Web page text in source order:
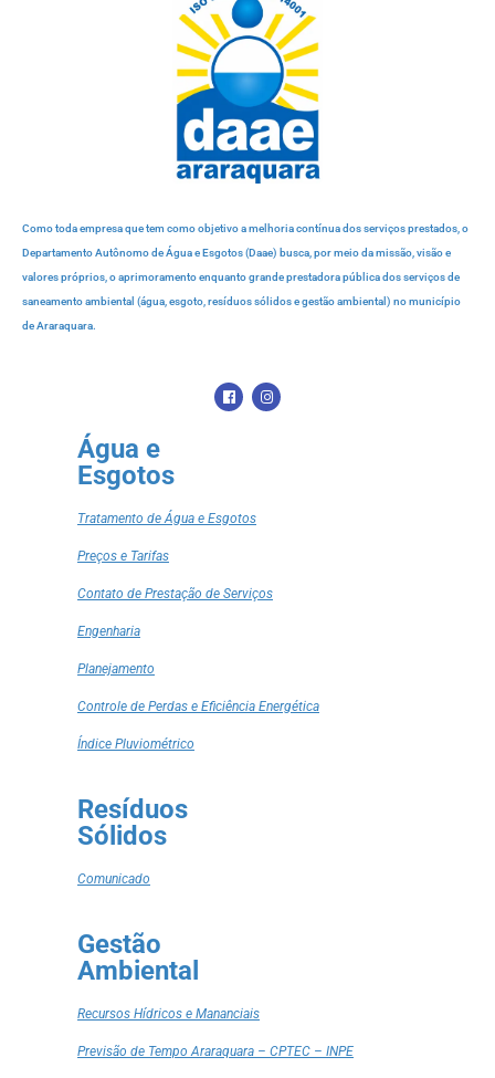
Como toda empresa que tem como objetivo a melhoria contínua dos serviços prestados, o
Departamento Autônomo de Água e Esgotos (Daae) busca, por meio da missão, visão e
valores próprios, o aprimoramento enquanto grande prestadora pública dos serviços de
saneamento ambiental (água, esgoto, resíduos sólidos e gestão ambiental) no município
de Araraquara.
Água e
Esgotos
Tratamento de Água e Esgotos
Preços e Tarifas
Contato de Prestação de Serviços
Engenharia
Planejamento
Controle de Perdas e Eficiência Energética
Índice Pluviométrico
Resíduos
Sólidos
Comunicado
Gestão
Ambiental
Recursos Hídricos e Mananciais
Previsão de Tempo Araraquara – CPTEC – INPE